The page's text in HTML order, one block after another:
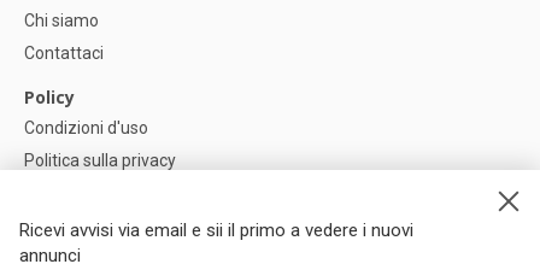
Ricevi avvisi via email e sii il primo a vedere i nuovi
annunci
Chi siamo
Contattaci
Policy
Condizioni d'uso
Politica sulla privacy
Impostazioni dei cookie